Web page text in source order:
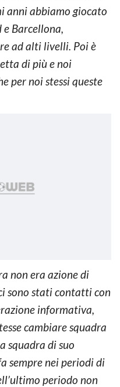
anni abbiamo giocato
Barcellona,
ad alti livelli. Poi è
di più e noi
per noi stessi queste
non era azione di
sono stati contatti con
informativa,
cambiare squadra
squadra di suo
sempre nei periodi di
periodo non